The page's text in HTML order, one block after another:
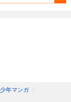
少年マンガ 〉